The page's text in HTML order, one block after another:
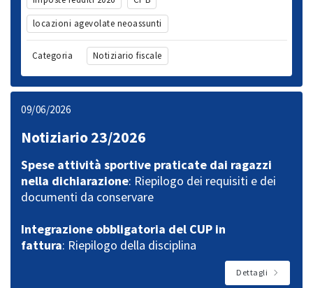
locazioni agevolate neoassunti
Categoria Notiziario fiscale
09/06/2026
Notiziario 23/2026
Spese attività sportive praticate dai ragazzi
nella dichiarazione: Riepilogo dei requisiti e dei
documenti da conservare
Integrazione obbligatoria del CUP in
fattura: Riepilogo della disciplina
Dettagli